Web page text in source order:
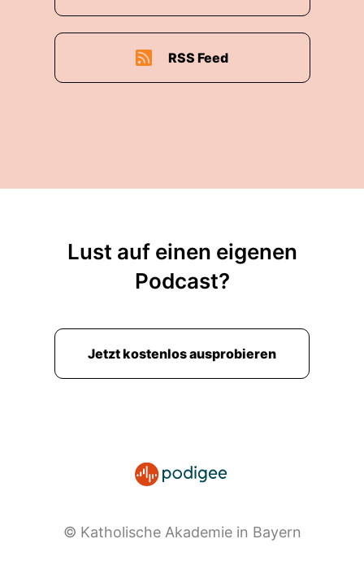
RSS Feed
Lust auf einen eigenen
Podcast?
Jetzt kostenlos ausprobieren
© Katholische Akademie in Bayern